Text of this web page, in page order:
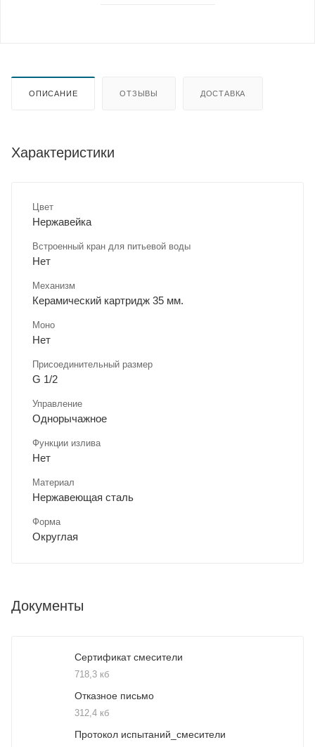
ОПИСАНИЕ ОТЗЫВЫ ДОСТАВКА
Характеристики
Цвет
Нержавейка
Встроенный кран для питьевой воды
Нет
Механизм
Керамический картридж 35 мм.
Моно
Нет
Присоединительный размер
G 1/2
Управление
Однорычажное
Функции излива
Нет
Материал
Нержавеющая сталь
Форма
Округлая
Документы
Сертификат смесители
718,3 кб
Отказное письмо
312,4 кб
Протокол испытаний_смесители